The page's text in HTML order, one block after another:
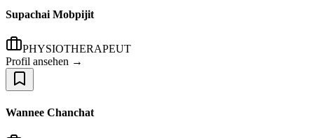
Supachai Mobpijit
PHYSIOTHERAPEUT
Profil ansehen →
Wannee Chanchat